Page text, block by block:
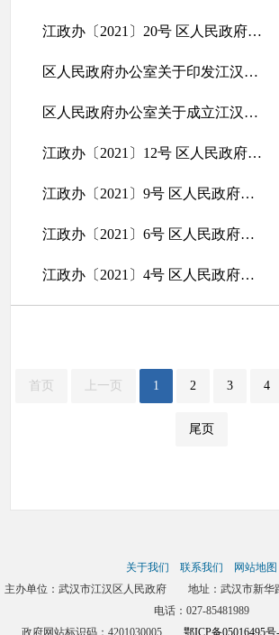
江政办〔2021〕20号 区人民政府办公室关于印发江汉区突发地质灾害专...
区人民政府办公室关于印发江汉区电动自行车交通秩序综合治理工作方...
区人民政府办公室关于成立江汉区未成年人保护工作领导小组的通知
江政办〔2021〕12号 区人民政府办公室关于印发江汉区交通秩序综合...
江政办〔2021〕9号 区人民政府办公室关于印发江汉区区、街道、社区...
江政办〔2021〕6号 区人民政府办公室关于印发江汉区人民政府2021年...
江政办〔2021〕4号 区人民政府办公室关于调整区人民政府残疾人工作...
首页 上一页 1 2 3 4
尾页
关于我们 联系我们
网站地图
主办单位：武汉市江汉区人民政府 地址：武汉市新
电话：027-85481989
政府网站标识码：4201030005 鄂ICP备05016495号-